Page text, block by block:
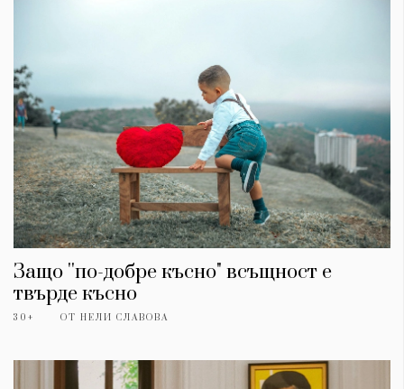
Защо ''по-добре късно" всъщност е
твърде късно
30+ ОТ НЕЛИ СЛАВОВА